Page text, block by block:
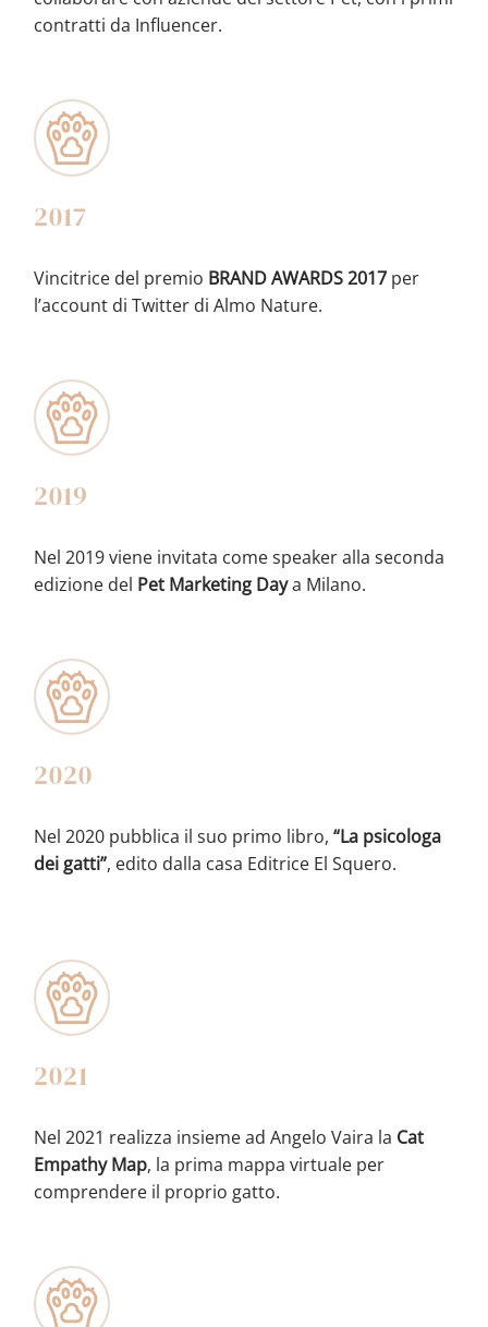
contratti da Influencer.
2017
Vincitrice del premio BRAND AWARDS 2017 per
l’account di Twitter di Almo Nature.
2019
Nel 2019 viene invitata come speaker alla seconda
edizione del Pet Marketing Daya Milano.
2020
Nel 2020 pubblica il suo primo libro, “La psicologa
dei gatti”, edito dalla casa Editrice El Squero.
2021
Nel 2021 realizza insieme ad Angelo Vaira la Cat
Empathy Map, la prima mappa virtuale per
comprendere il proprio gatto.